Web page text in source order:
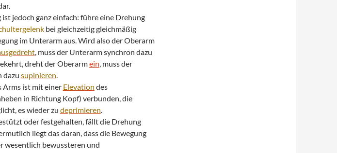
ist jedoch ganz einfach: führe eine Drehung
bei gleichzeitig gleichmäßig
im Unterarm aus. Wird also der Oberarm
, muss der Unterarm synchron dazu
dreht der Oberarmein , muss der
dazu supinieren
Arms ist mit einer Elevation des
in Richtung Kopf) verbunden, die
es wieder zu deprimieren
oder festgehalten, fällt die Drehung
liegt das daran, dass die Bewegung
wesentlich bewussteren und